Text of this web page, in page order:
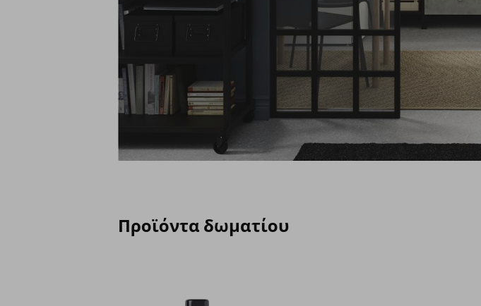
Προϊόντα δωματίου